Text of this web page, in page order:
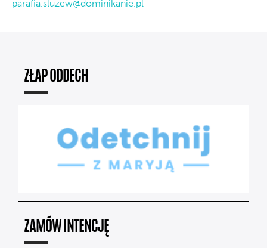
parafia.sluzew@dominikanie.pl
ZŁAP ODDECH
ZAMÓW INTENCJĘ